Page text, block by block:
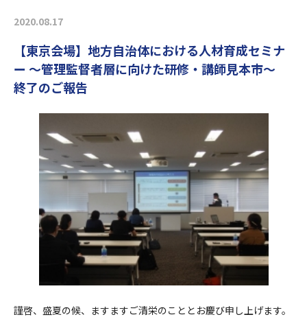
2020.08.17
【東京会場】地方自治体における人材育成セミナ
ー ～管理監督者層に向けた研修・講師見本市～
終了のご報告
謹啓、盛夏の候、ますますご清栄のこととお慶び申し上げます。